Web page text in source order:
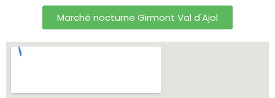
Marché nocturne Girmont Val d'Ajol